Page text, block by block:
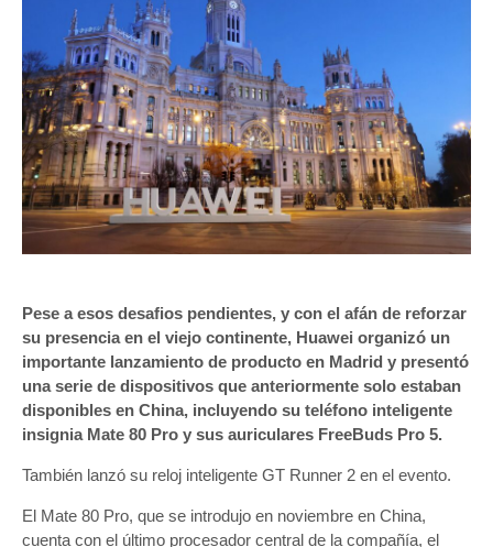
Pese a esos desafios pendientes, y con el afán de reforzar
su presencia en el viejo continente, Huawei organizó un
importante lanzamiento de producto en Madrid y presentó
una serie de dispositivos que anteriormente solo estaban
disponibles en China, incluyendo su teléfono inteligente
insignia Mate 80 Pro y sus auriculares FreeBuds Pro 5.
También lanzó su reloj inteligente GT Runner 2 en el evento.
El Mate 80 Pro, que se introdujo en noviembre en China,
cuenta con el último procesador central de la compañía, el